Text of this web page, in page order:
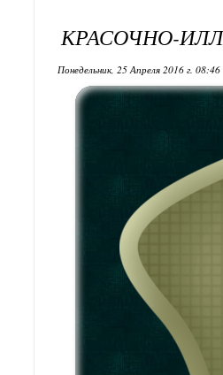
КРАСОЧНО-
Понедельник, 25 Апреля 2016 г. 08:46